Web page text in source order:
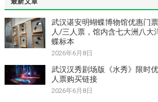
武汉谌安明蝴蝶博物馆优惠门
人/三人票，馆内含七大洲八大
蝶标本
2026年6月8日
武汉汉秀剧场版《水秀》限时
人票购买链接
2026年6月8日